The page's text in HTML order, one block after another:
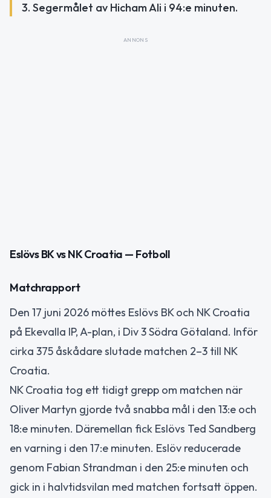
3. Segermålet av Hicham Ali i 94:e minuten.
ANNONS
Eslövs BK vs NK Croatia — Fotboll
Matchrapport
Den 17 juni 2026 möttes Eslövs BK och NK Croatia
på Ekevalla IP, A-plan, i Div 3 Södra Götaland. Inför
cirka 375 åskådare slutade matchen 2–3 till NK
Croatia.
NK Croatia tog ett tidigt grepp om matchen när
Oliver Martyn gjorde två snabba mål i den 13:e och
18:e minuten. Däremellan fick Eslövs Ted Sandberg
en varning i den 17:e minuten. Eslöv reducerade
genom Fabian Strandman i den 25:e minuten och
gick in i halvtidsvilan med matchen fortsatt öppen.